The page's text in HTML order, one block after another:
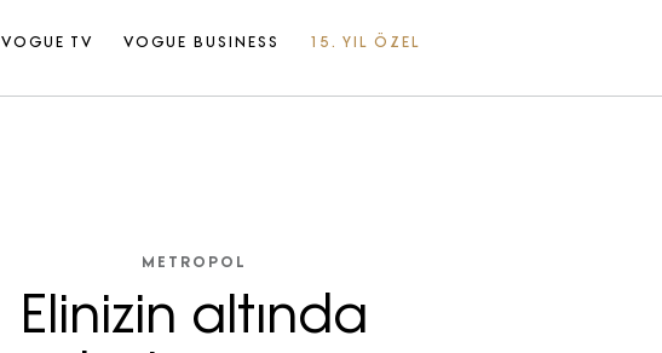
VOGUE TV VOGUE BUSINESS 15. YIL ÖZEL
METROPOL
Elinizin altında